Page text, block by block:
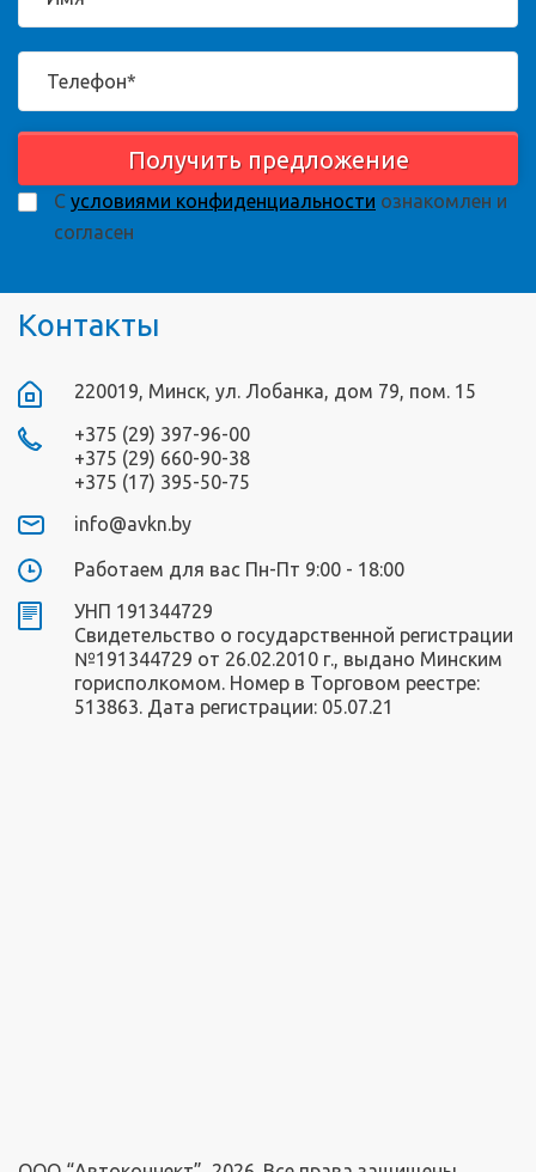
Получить предложение
С условиями конфиденциальности ознакомлен и
согласен
Контакты
220019, Минск, ул. Лобанка, дом 79, пом. 15
+375 (29) 397-96-00
+375 (29) 660-90-38
+375 (17) 395-50-75
info@avkn.by
Работаем для вас Пн-Пт 9:00 - 18:00
УНП 191344729
Свидетельство о государственной регистрации
№191344729 от 26.02.2010 г., выдано Минским
горисполкомом. Номер в Торговом реестре:
513863. Дата регистрации: 05.07.21